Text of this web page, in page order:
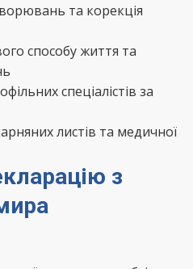
та корекція
способу життя та
спеціалістів за
листів та медичної
з